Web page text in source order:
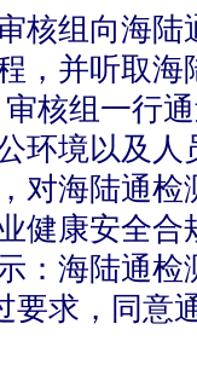
组向海陆
，并听取海
核组一行
环境以及
对海陆通检
健康安全
：海陆通检
要求，同意